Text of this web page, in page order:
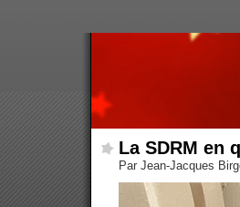
La SDRM en
Par Jean-Jacques